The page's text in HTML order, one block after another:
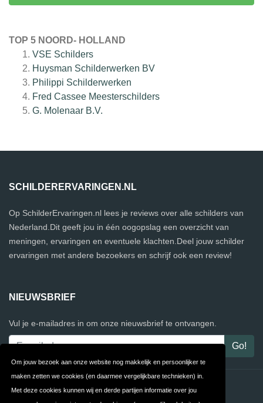
Om jouw bezoek aan onze website nog makkelijk en persoonlijker te
maken zetten we cookies (en daarmee vergelijkbare technieken) in.
Met deze cookies kunnen wij en derde partijen informatie over jou
TOP 5 NOORD- HOLLAND
VSE Schilders
Huysman Schilderwerken BV
Philippi Schilderwerken
Fred Cassee Meesterschilders
G. Molenaar B.V.
SCHILDERERVARINGEN.NL
Op SchilderErvaringen.nl lees je reviews over alle schilders van
Nederland.Dit geeft jou in één oogopslag een overzicht van
meningen, ervaringen en eventuele klachten.Deel jouw schilder
ervaringen met andere bezoekers en schrijf ook een review!
NIEUWSBRIEF
Vul je e-mailadres in om onze nieuwsbrief te ontvangen.
Contact Privacy